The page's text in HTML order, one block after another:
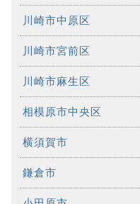
川崎市中原区
川崎市宮前区
川崎市麻生区
相模原市中央区
横須賀市
鎌倉市